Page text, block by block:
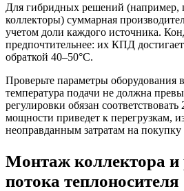
Для гибридных решений (например,
коллекторы) суммарная
учетом доли каждого источника.
предпочтительнее: их КПД
обраткой 40–50°C.
Проверьте параметры оборудования
температура подачи не должна
регулировки обязан
мощности приведет к перегрузкам,
неоправданным затратам на
Монтаж коллектора и
потока теплоносителя